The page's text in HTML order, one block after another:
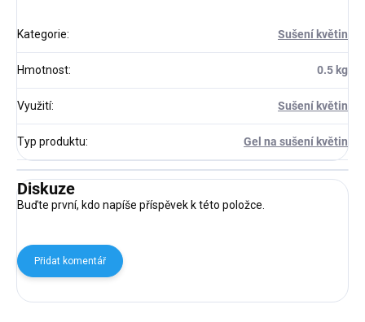
Kategorie: Sušení květin
Hmotnost: 0.5 kg
Využití: Sušení květin
Typ produktu: Gel na sušení květin
Diskuze
Buďte první, kdo napíše příspěvek k této položce.
Přidat komentář